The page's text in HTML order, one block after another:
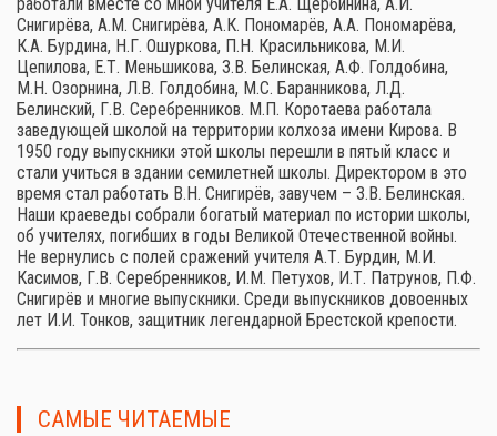
Снигирёва, А.М. Снигирёва, А.К. Пономарёв, А.А. Пономарёва,
К.А. Бурдина, Н.Г. Ошуркова, П.Н. Красильникова, М.И.
Цепилова, Е.Т. Меньшикова, З.В. Белинская, А.Ф. Голдобина,
М.Н. Озорнина, Л.В. Голдобина, М.С. Баранникова, Л.Д.
Белинский, Г.В. Серебренников. М.П. Коротаева работала
заведующей школой на территории колхоза имени Кирова. В
1950 году выпускники этой школы перешли в пятый класс и
стали учиться в здании семилетней школы. Директором в это
время стал работать В.Н. Снигирёв, завучем – З.В. Белинская.
Наши краеведы собрали богатый материал по истории школы,
об учителях, погибших в годы Великой Отечественной войны.
Не вернулись с полей сражений учителя А.Т. Бурдин, М.И.
Касимов, Г.В. Серебренников, И.М. Петухов, И.Т. Патрунов, П.Ф.
Снигирёв и многие выпускники. Среди выпускников довоенных
лет И.И. Тонков, защитник легендарной Брестской крепости.
САМЫЕ ЧИТАЕМЫЕ